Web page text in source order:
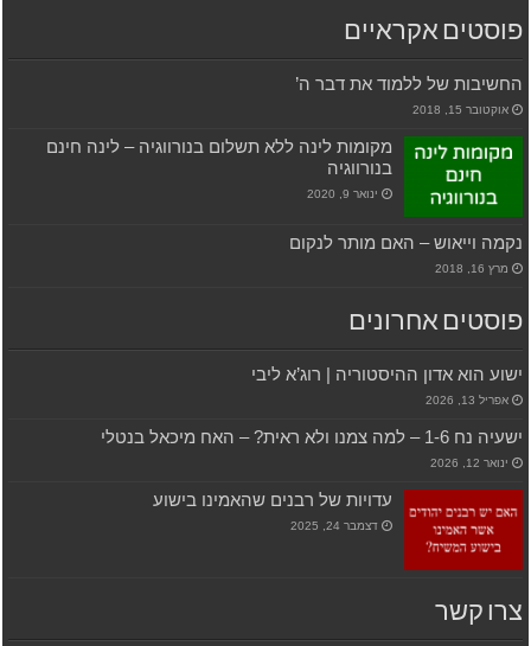
פוסטים אקראיים
החשיבות של ללמוד את דבר ה’
אוקטובר 15, 2018
מקומות לינה ללא תשלום בנורווגיה – לינה חינם
בנורווגיה
ינואר 9, 2020
נקמה וייאוש – האם מותר לנקום
מרץ 16, 2018
פוסטים אחרונים
ישוע הוא אדון ההיסטוריה | רוג’א ליבי
אפריל 13, 2026
ישעיה נח 1-6 – למה צמנו ולא ראית? – האח מיכאל בנטלי
ינואר 12, 2026
עדויות של רבנים שהאמינו בישוע
דצמבר 24, 2025
צרו קשר